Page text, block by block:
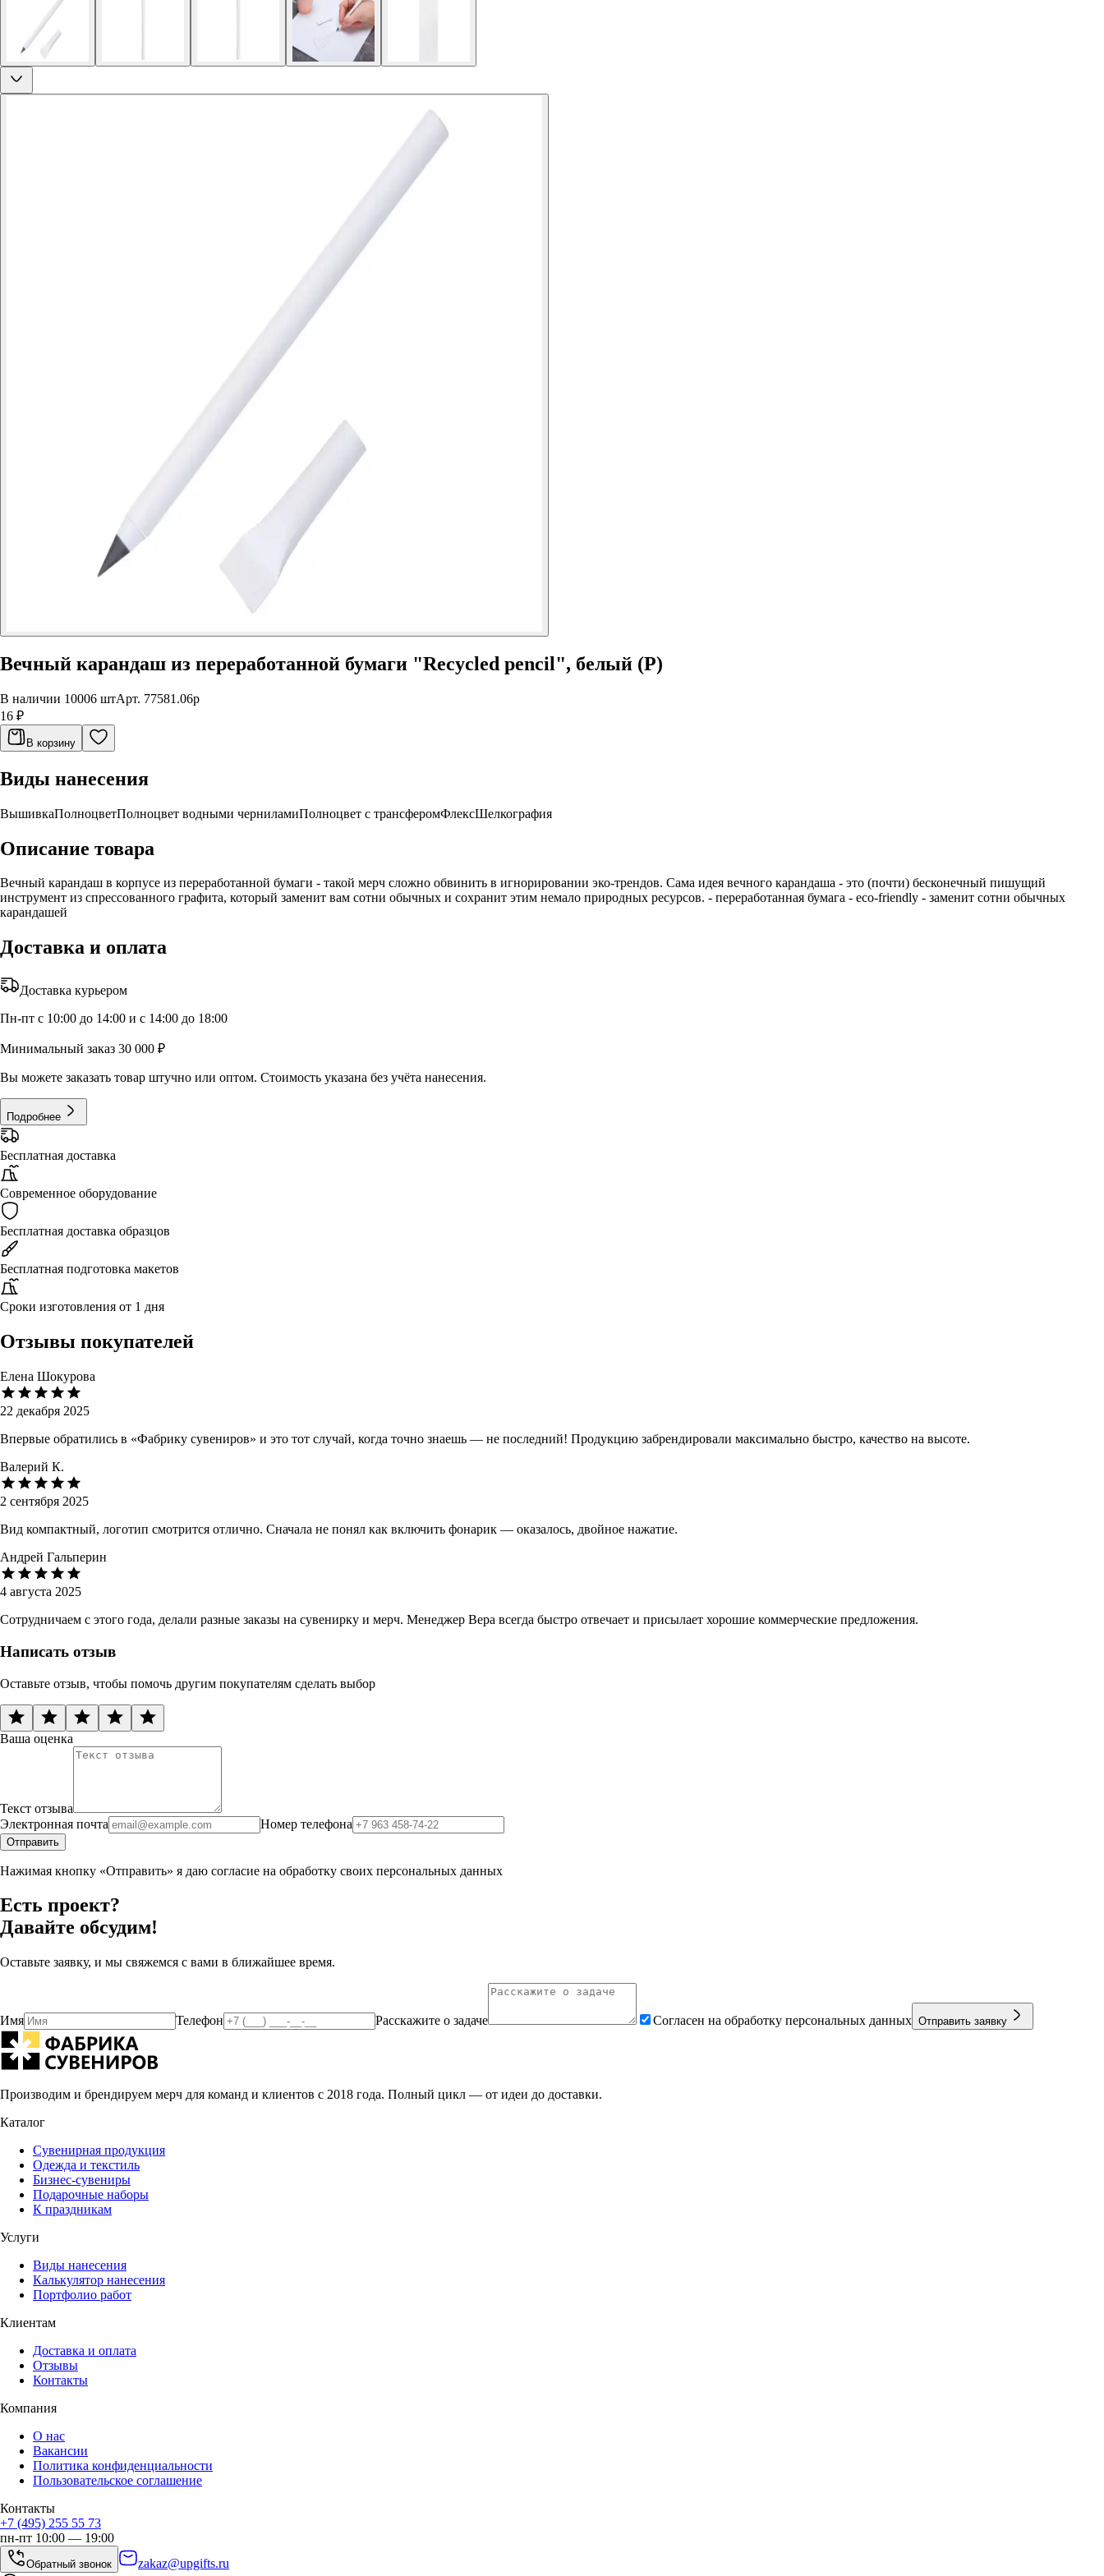
Вечный карандаш из переработанной бумаги "Recycled pencil", белый (Р)
В наличии 10006 штАрт. 77581.06p
16 ₽
В корзину
Виды нанесения
ВышивкаПолноцветПолноцвет водными черниламиПолноцвет с трансферомФлексШелкография
Описание товара
Вечный карандаш в корпусе из переработанной бумаги - такой мерч сложно обвинить в игнорировании эко-трендов. Сама идея вечного карандаша - это (почти) бесконечный пишущий
инструмент из спрессованного графита, который заменит вам сотни обычных и сохранит этим немало природных ресурсов. - переработанная бумага - eco-friendly - заменит сотни обычных
карандашей
Доставка и оплата
Доставка курьером
Пн-пт с 10:00 до 14:00 и с 14:00 до 18:00
Минимальный заказ 30 000 ₽
Вы можете заказать товар штучно или оптом. Стоимость указана без учёта нанесения.
Подробнее
Бесплатная доставка
Современное оборудование
Бесплатная доставка образцов
Бесплатная подготовка макетов
Сроки изготовления от 1 дня
Отзывы покупателей
Елена Шокурова
22 декабря 2025
Впервые обратились в «Фабрику сувениров» и это тот случай, когда точно знаешь — не последний! Продукцию забрендировали максимально быстро, качество на высоте.
Валерий К.
2 сентября 2025
Вид компактный, логотип смотрится отлично. Сначала не понял как включить фонарик — оказалось, двойное нажатие.
Андрей Гальперин
4 августа 2025
Сотрудничаем с этого года, делали разные заказы на сувенирку и мерч. Менеджер Вера всегда быстро отвечает и присылает хорошие коммерческие предложения.
Написать отзыв
Оставьте отзыв, чтобы помочь другим покупателям сделать выбор
Ваша оценка
Текст отзыва
Электронная почта
Номер телефона
Отправить
Нажимая кнопку «Отправить» я даю согласие на обработку своих персональных данных
Есть проект?
Давайте обсудим!
Оставьте заявку, и мы свяжемся с вами в ближайшее время.
Имя Телефон Расскажите о задаче Согласен на обработку персональных данных Отправить заявку
Производим и брендируем мерч для команд и клиентов с 2018 года. Полный цикл — от идеи до доставки.
Каталог
Сувенирная продукция
Одежда и текстиль
Бизнес-сувениры
Подарочные наборы
К праздникам
Услуги
Виды нанесения
Калькулятор нанесения
Портфолио работ
Клиентам
Доставка и оплата
Отзывы
Контакты
Компания
О нас
Вакансии
Политика конфиденциальности
Пользовательское соглашение
Контакты
+7 (495) 255 55 73
пн-пт 10:00 — 19:00
Обратный звонок zakaz@upgifts.ru